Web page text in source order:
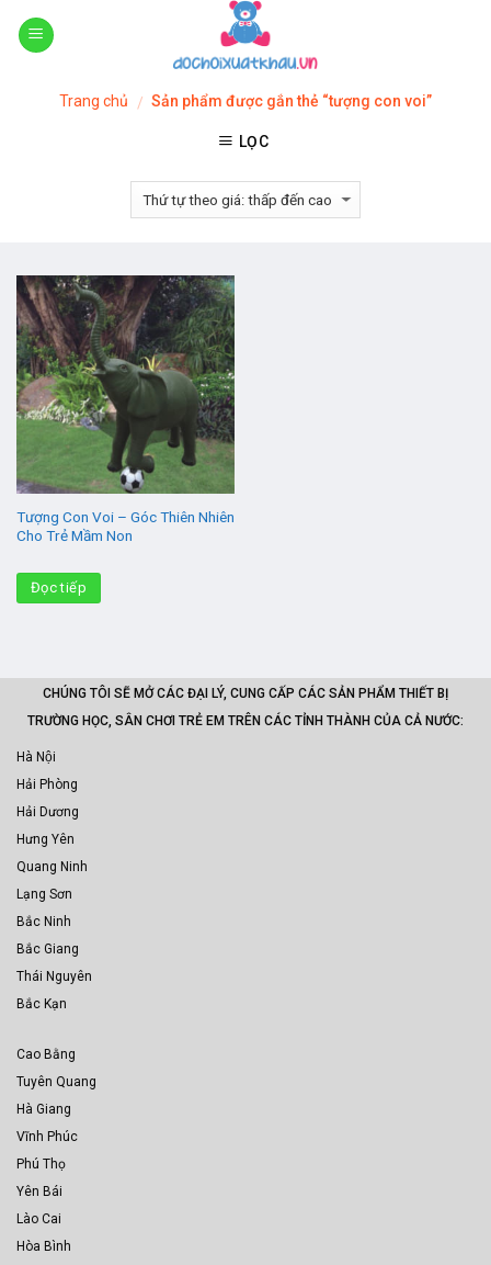
Skip
Trang chủ / Sản phẩm được gắn thẻ “tượng con voi”
LỌC
Tượng Con Voi – Góc Thiên Nhiên
Cho Trẻ Mầm Non
Đọc tiếp
CHÚNG TÔI SẼ MỞ CÁC ĐẠI LÝ, CUNG CẤP CÁC SẢN PHẨM THIẾT BỊ
TRƯỜNG HỌC, SÂN CHƠI TRẺ EM TRÊN CÁC TỈNH THÀNH CỦA CẢ NƯỚC:
Hà Nội
Hải Phòng
Hải Dương
Hưng Yên
Quang Ninh
Lạng Sơn
Bắc Ninh
Bắc Giang
Thái Nguyên
Bắc Kạn
Cao Bằng
Tuyên Quang
Hà Giang
Vĩnh Phúc
Phú Thọ
Yên Bái
Lào Cai
Hòa Bình